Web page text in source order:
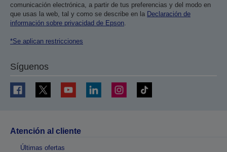
comunicación electrónica, a partir de tus preferencias y del modo en
que usas la web, tal y como se describe en la Declaración de
información sobre privacidad de Epson.
*Se aplican restricciones
Síguenos
Atención al cliente
Últimas ofertas